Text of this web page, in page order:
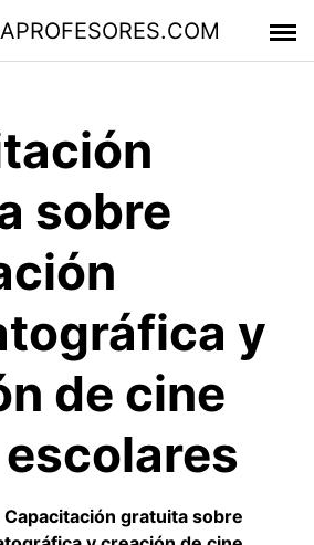
sobre
y
de cine
Capacitación gratuita sobre